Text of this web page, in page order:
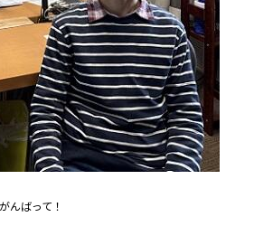
んばって！